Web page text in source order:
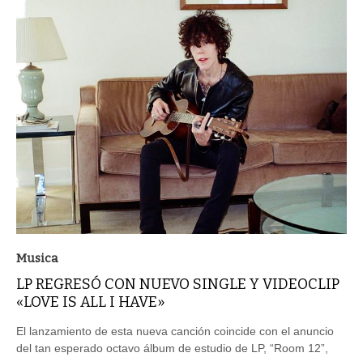
Musica
LP REGRESÓ CON NUEVO SINGLE Y VIDEOCLIP
«LOVE IS ALL I HAVE»
El lanzamiento de esta nueva canción coincide con el anuncio
del tan esperado octavo álbum de estudio de LP, “Room 12”,